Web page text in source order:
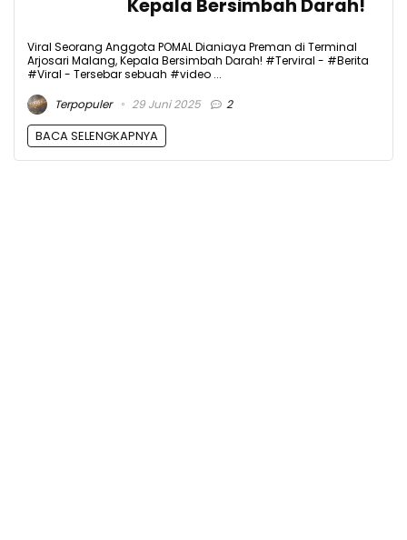
Kepala Bersimbah Darah!
Viral Seorang Anggota POMAL Dianiaya Preman di Terminal
Arjosari Malang, Kepala Bersimbah Darah! #Terviral - #Berita
#Viral - Tersebar sebuah #video ...
Terpopuler
29 Juni 2025 2
BACA SELENGKAPNYA